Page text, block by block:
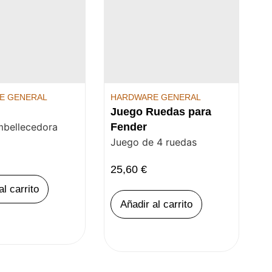
GENERAL
carrito
HARDWARE GENERAL
Juego Ruedas para
Fender
Juego de 4 ruedas
25,60 €
Añadir al carrito